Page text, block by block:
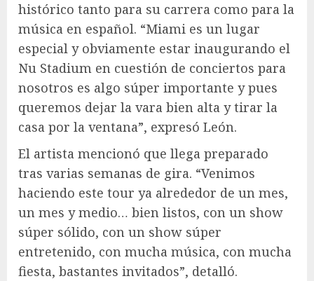
histórico tanto para su carrera como para la
música en español. “Miami es un lugar
especial y obviamente estar inaugurando el
Nu Stadium en cuestión de conciertos para
nosotros es algo súper importante y pues
queremos dejar la vara bien alta y tirar la
casa por la ventana”, expresó León.
El artista mencionó que llega preparado
tras varias semanas de gira. “Venimos
haciendo este tour ya alrededor de un mes,
un mes y medio… bien listos, con un show
súper sólido, con un show súper
entretenido, con mucha música, con mucha
fiesta, bastantes invitados”, detalló.